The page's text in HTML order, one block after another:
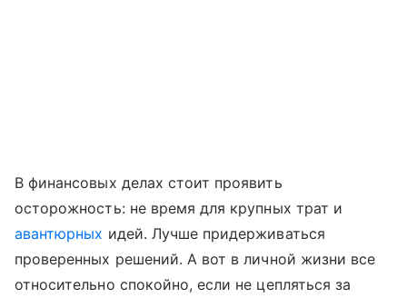
В финансовых делах стоит проявить
осторожность: не время для крупных трат и
авантюрных идей. Лучше придерживаться
проверенных решений. А вот в личной жизни все
относительно спокойно, если не цепляться за